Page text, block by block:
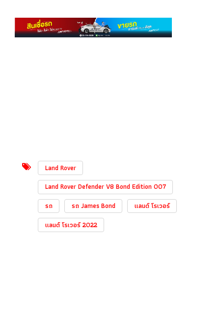
Land Rover
Land Rover Defender V8 Bond Edition 007
รถ
รถ James Bond
แลนด์ โรเวอร์
แลนด์ โรเวอร์ 2022